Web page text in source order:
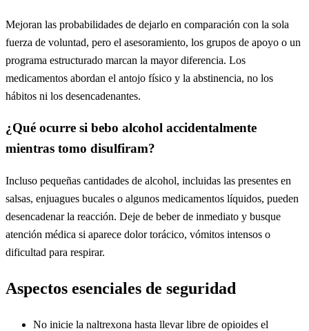
Mejoran las probabilidades de dejarlo en comparación con la sola
fuerza de voluntad, pero el asesoramiento, los grupos de apoyo o un
programa estructurado marcan la mayor diferencia. Los
medicamentos abordan el antojo físico y la abstinencia, no los
hábitos ni los desencadenantes.
¿Qué ocurre si bebo alcohol accidentalmente
mientras tomo disulfiram?
Incluso pequeñas cantidades de alcohol, incluidas las presentes en
salsas, enjuagues bucales o algunos medicamentos líquidos, pueden
desencadenar la reacción. Deje de beber de inmediato y busque
atención médica si aparece dolor torácico, vómitos intensos o
dificultad para respirar.
Aspectos esenciales de seguridad
No inicie la naltrexona hasta llevar libre de opioides el